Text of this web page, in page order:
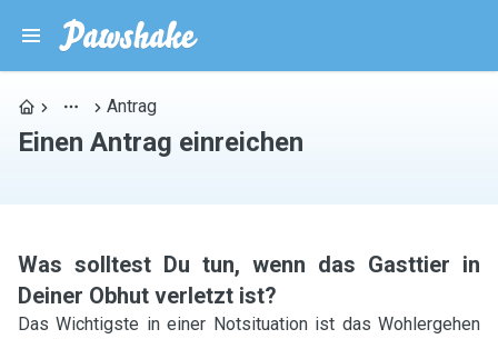
Antrag
Einen Antrag einreichen
Was solltest Du tun, wenn das Gasttier in
Deiner Obhut verletzt ist?
Das Wichtigste in einer Notsituation ist das Wohlergehen